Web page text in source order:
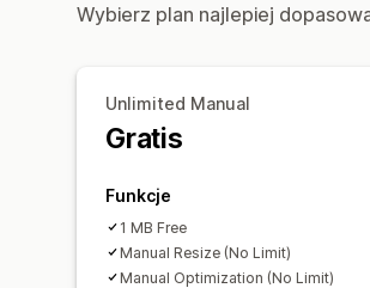
Wybierz plan najlepiej
Unlimited Manual
Gratis
Funkcje
1 MB Free
Manual Resize (No Limit)
Manual Optimization (No Limit)